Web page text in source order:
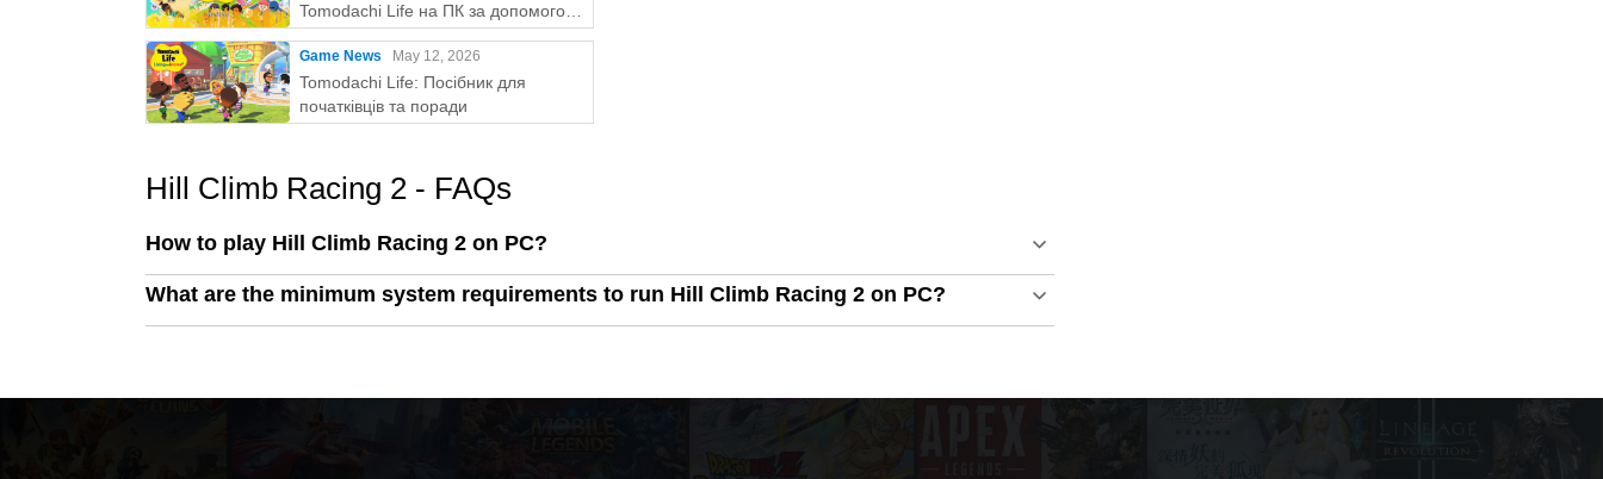
Tomodachi Life на ПК за допомогою
MEmu
Game News May 12, 2026
Tomodachi Life: Посібник для
початківців та поради
Hill Climb Racing 2 - FAQs
How to play Hill Climb Racing 2 on PC?
What are the minimum system requirements to run Hill Climb Racing 2 on PC?